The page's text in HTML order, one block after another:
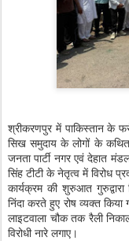
श्रीकरणपुर में पाकिस्तान के
सिख समुदाय के लोगों के कथित
जनता पार्टी नगर एवं देहात
सिंह टीटी के नेतृत्व में विरोध
कार्यक्रम की शुरुआत
निंदा करते हुए रोष व्यक्त
लाइटवाला चौक तक रैली
विरोधी नारे लगाए।